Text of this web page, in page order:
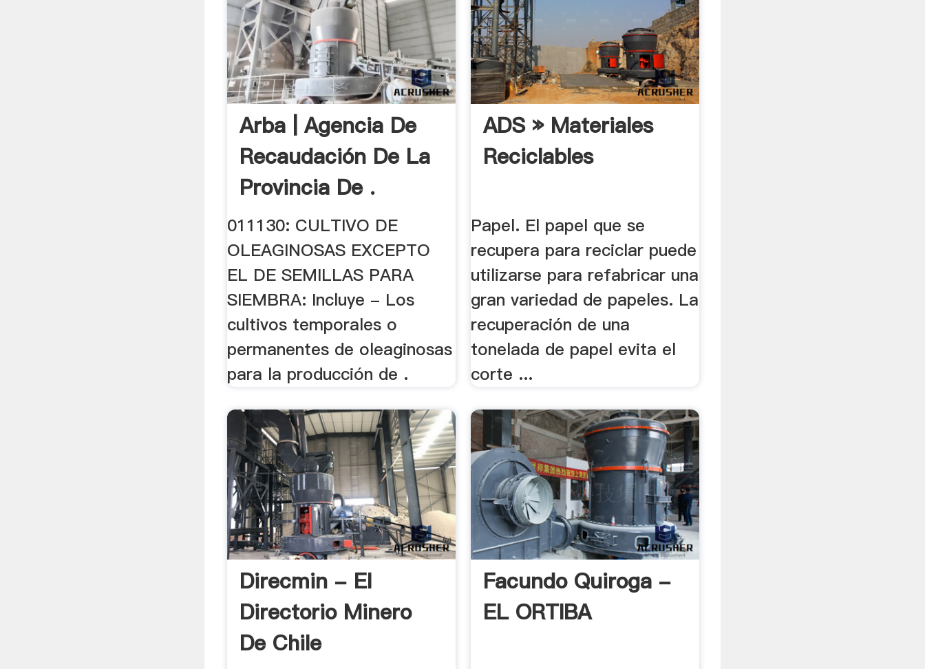
Arba | Agencia De
Recaudación De La
Provincia De .
011130: CULTIVO DE
OLEAGINOSAS EXCEPTO
EL DE SEMILLAS PARA
SIEMBRA: Incluye - Los
cultivos temporales o
permanentes de oleaginosas
para la producción de .
ADS » Materiales
Reciclables
Papel. El papel que se
recupera para reciclar puede
utilizarse para refabricar una
gran variedad de papeles. La
recuperación de una
tonelada de papel evita el
corte ...
Direcmin - El
Directorio Minero
De Chile
Facundo Quiroga -
EL ORTIBA